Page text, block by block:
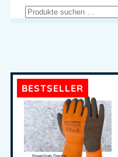
BESTSELLER